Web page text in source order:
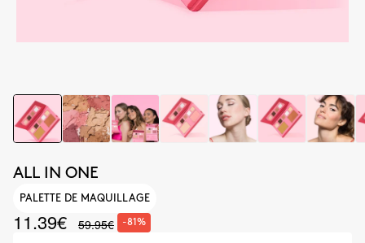
ALL IN ONE
PALETTE DE MAQUILLAGE
11.39€ 59.95€ -81%